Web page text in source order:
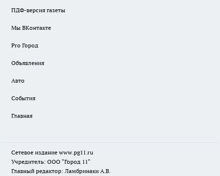
ПДФ-версия газеты
Мы ВКонтакте
Pro Город
Объявления
Авто
События
Главная
Сетевое издание www.pg11.ru
Учредитель: ООО "Город 11"
Главный редактор: Ламбринаки А.В.